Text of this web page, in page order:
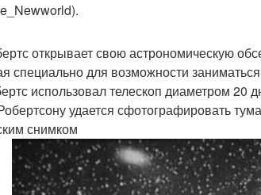
открывает свою астрономическую
специально для возможности
использовал телескоп диаметром
удается сфотографировать
снимком